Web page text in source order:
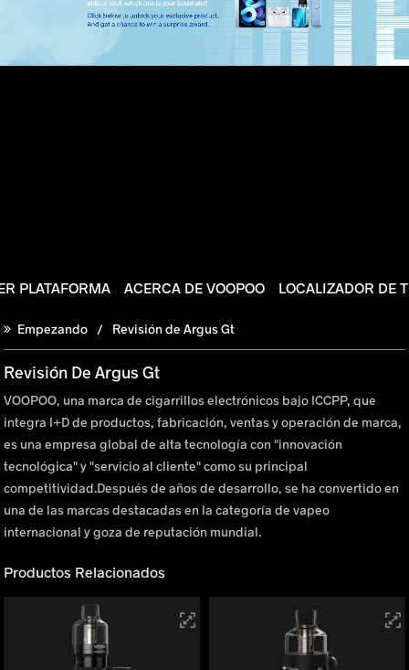
PLATAFORMA ACERCA DE VOOPOO LOCALIZADOR DE
Empezando Revisión de Argus Gt
Revisión De Argus Gt
VOOPOO, una marca de cigarrillos electrónicos bajo ICCPP, que
integra I+D de productos, fabricación, ventas y operación de marca,
es una empresa global de alta tecnología con "innovación
tecnológica" y "servicio al cliente" como su principal
competitividad.Después de años de desarrollo, se ha convertido en
una de las marcas destacadas en la categoría de vapeo
internacional y goza de reputación mundial.
Productos Relacionados